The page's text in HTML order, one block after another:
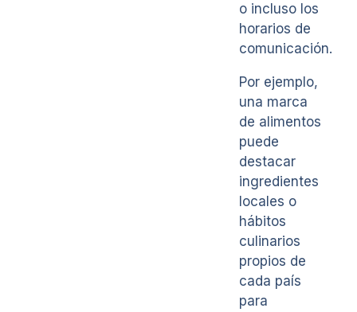
o incluso los
horarios de
comunicación.
Por ejemplo,
una marca
de alimentos
puede
destacar
ingredientes
locales o
hábitos
culinarios
propios de
cada país
para